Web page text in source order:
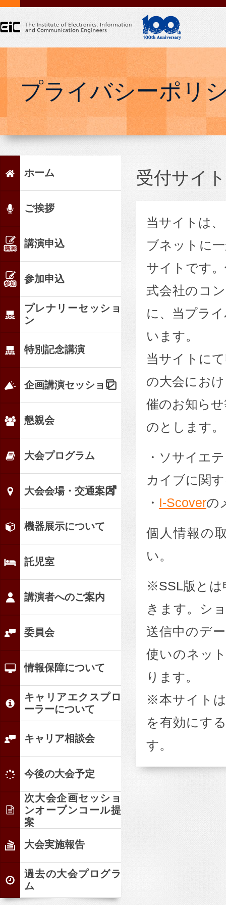
プライバシーポリ
ホーム
ご挨拶
講演申込
参加申込
プレナリーセッショ
ン
特別記念講演
企画講演セッション
懇親会
大会プログラム
大会会場・交通案内
機器展示について
託児室
講演者へのご案内
委員会
情報保障について
キャリアエクスプロ
ーラーについて
キャリア相談会
今後の大会予定
次大会企画セッショ
ンオープンコール提
案
大会実施報告
過去の大会プログラ
ム
受付サイ
当サイトは
ブネットに
サイトです
式会社のコ
に、当プラ
います。
当サイトに
の大会にお
催のお知ら
のとします
ソサイエ
カイブに関
I-Scoverの
個人情報の
い。
SSL版と
きます。シ
送信中のデ
使いのネッ
ります。
本サイト
を有効にす
す。